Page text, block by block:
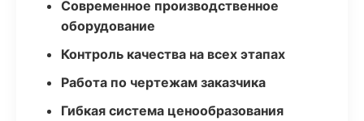
Современное производственное
оборудование
Контроль качества на всех этапах
Работа по чертежам заказчика
Гибкая система ценообразования